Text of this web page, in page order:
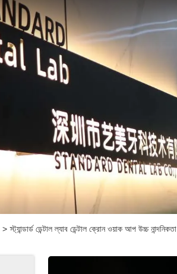
> স্ট্যান্ডার্ড ডেন্টাল ল্যাব ডেন্টাল ক্রোন ওয়াক আপ উচ্চ নান্দনিকতা